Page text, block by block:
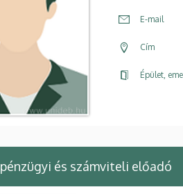
E-mail
Cím
Épület,
pénzügyi és számviteli előadó